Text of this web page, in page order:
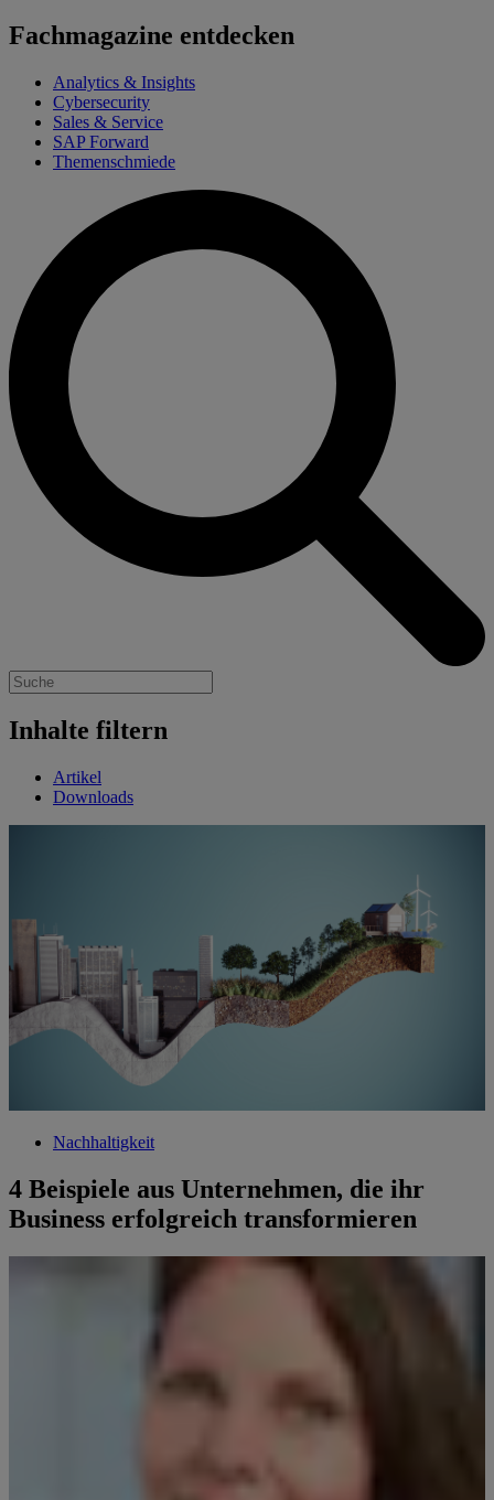
Fachmagazine entdecken
Analytics & Insights
Cybersecurity
Sales & Service
SAP Forward
Themenschmiede
Inhalte filtern
Artikel
Downloads
Nachhaltigkeit
4 Beispiele aus Unternehmen, die ihr
Business erfolgreich transformieren